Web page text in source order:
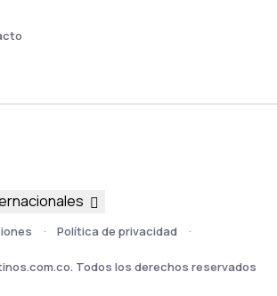
Política de privacidad
Todos los derechos reservados